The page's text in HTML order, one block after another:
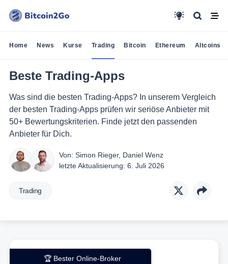
Home News Kurse Trading Bitcoin Ethereum Altcoins
Beste Trading-Apps
Was sind die besten Trading-Apps? In unserem Vergleich
der besten Trading-Apps prüfen wir seriöse Anbieter mit
50+ Bewertungskriterien. Finde jetzt den passenden
Anbieter für Dich.
Von: Simon Rieger, Daniel Wenz
letzte Aktualisierung: 6. Juli 2026
Trading
🏆 Bester Online-Broker